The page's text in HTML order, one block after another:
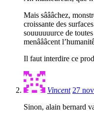
Mais sâââchez,
croissante des
souuuuuurce de
menâââcent
Il faut interdire ce
Vincent 27
Sinon, alain bernard